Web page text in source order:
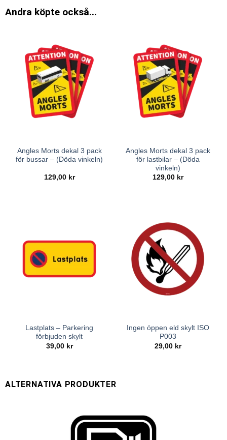
Andra köpte också...
Angles Morts dekal 3 pack
för bussar – (Döda vinkeln)
129,00 kr
Angles Morts dekal 3 pack
för lastbilar – (Döda
vinkeln)
129,00 kr
Lastplats – Parkering
förbjuden skylt
39,00 kr
Ingen öppen eld skylt ISO
P003
29,00 kr